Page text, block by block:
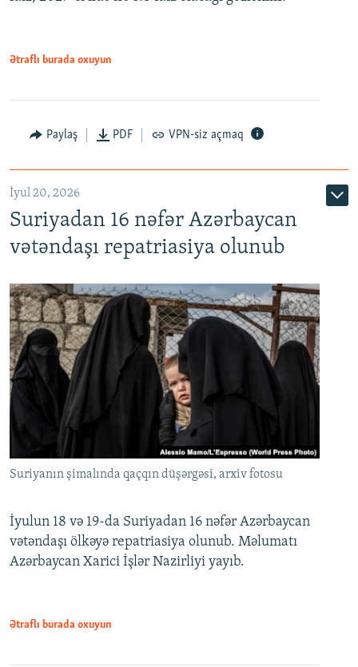
Auto
480p
Ətraflı burada oxuyun
Paylaş PDF VPN-siz açmaq
İyul 20, 2026
Suriyadan 16 nəfər Azərbaycan
vətəndaşı repatriasiya olunub
Suriyanın şimalında qaçqın düşərgəsi, arxiv fotosu
İyulun 18 və 19-da Suriyadan 16 nəfər Azərbaycan
vətəndaşı ölkəyə repatriasiya olunub. Məlumatı
Azərbaycan Xarici İşlər Nazirliyi yayıb.
Ətraflı burada oxuyun